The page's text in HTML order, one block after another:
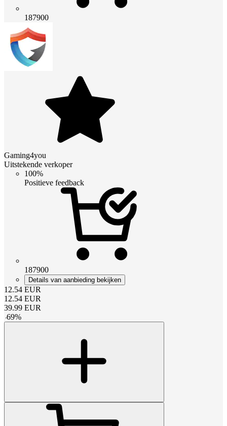
187900
Gaming4you
Uitstekende verkoper
100%
Positieve feedback
187900
Details van aanbieding bekijken
12.54 EUR
12.54 EUR
39.99 EUR
-69%